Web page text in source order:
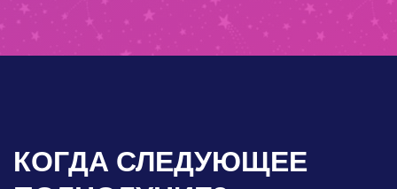
КОГДА СЛЕДУЮЩЕЕ